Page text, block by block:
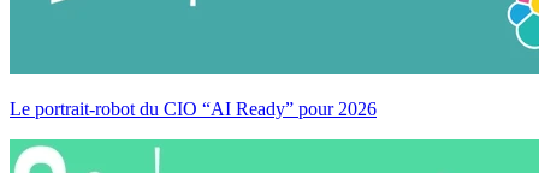
Le portrait-robot du CIO “AI Ready” pour 2026